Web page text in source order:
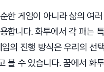
한 게임이 아니라 삶의 여
합니다. 화투에서 각 패는
의 진행 방식은 우리의 선
볼 수 있습니다. 꿈에서 화